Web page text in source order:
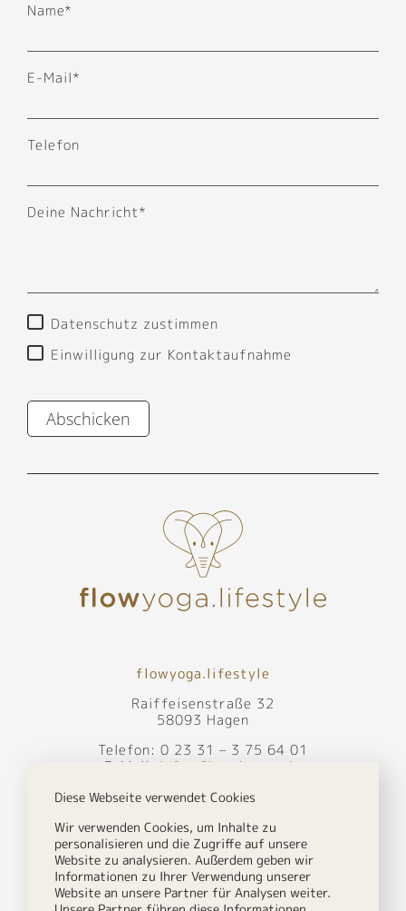
Name*
E-Mail*
Telefon
Deine Nachricht*
Datenschutz zustimmen
Einwilligung zur Kontaktaufnahme
flowyoga.lifestyle
Raiffeisenstraße 32
58093 Hagen
Telefon: 0 23 31 – 3 75 64 01
E-Mail: info@flow-hagen.de
Du kannst jederzeit und ohne Voranmeldung
Diese Webseite verwendet Cookies
Wir verwenden Cookies, um Inhalte zu
personalisieren und die Zugriffe auf unsere
Website zu analysieren. Außerdem geben wir
Informationen zu Ihrer Verwendung unserer
Website an unsere Partner für Analysen weiter.